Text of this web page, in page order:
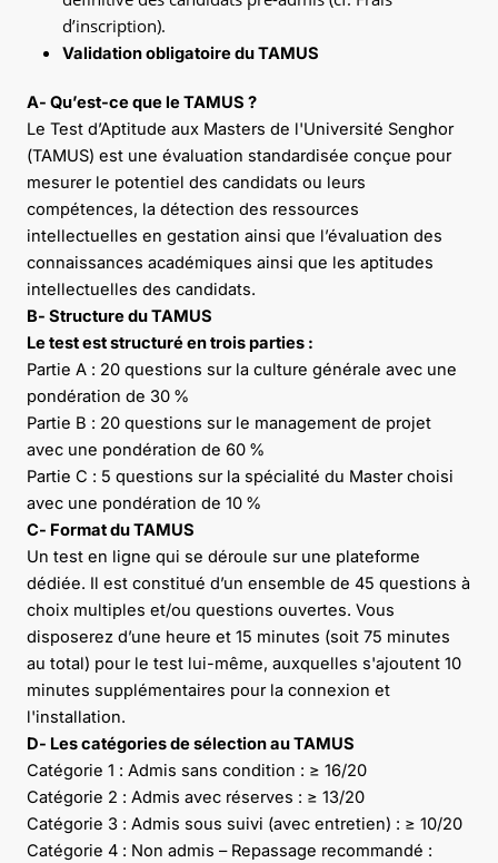
d’inscription).
Validation obligatoire du TAMUS
A- Qu’est-ce que le TAMUS ?
Le Test d’Aptitude aux Masters de l'Université Senghor
(TAMUS) est une évaluation standardisée conçue pour
mesurer le potentiel des candidats ou leurs
compétences, la détection des ressources
intellectuelles en gestation ainsi que l’évaluation des
connaissances académiques ainsi que les aptitudes
intellectuelles des candidats.
B- Structure du TAMUS
Le test est structuré en trois parties :
Partie A : 20 questions sur la culture générale avec une
pondération de 30 %
Partie B : 20 questions sur le management de projet
avec une pondération de 60 %
Partie C : 5 questions sur la spécialité du Master choisi
avec une pondération de 10 %
C- Format du TAMUS
Un test en ligne qui se déroule sur une plateforme
dédiée. Il est constitué d’un ensemble de 45 questions à
choix multiples et/ou questions ouvertes. Vous
disposerez d’une heure et 15 minutes (soit 75 minutes
au total) pour le test lui-même, auxquelles s'ajoutent 10
minutes supplémentaires pour la connexion et
l'installation.
D- Les catégories de sélection au TAMUS
Catégorie 1 : Admis sans condition : ≥ 16/20
Catégorie 2 : Admis avec réserves : ≥ 13/20
Catégorie 3 : Admis sous suivi (avec entretien) : ≥ 10/20
Catégorie 4 : Non admis – Repassage recommandé :